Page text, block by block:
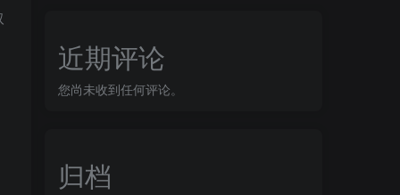
近期评论
您尚未收到任何评论。
归档